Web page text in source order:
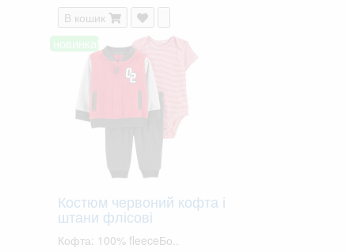
В кошик
новинка!
Костюм червоний кофта і
штани флісові
Кофта: 100% fleeceБо..